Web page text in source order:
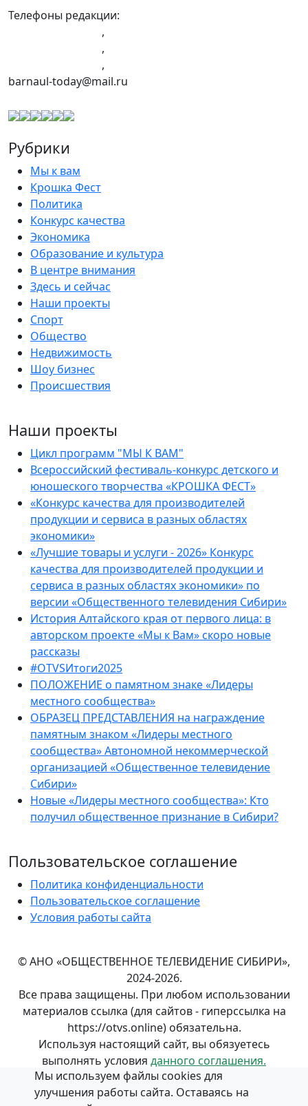
Телефоны редакции:
,
,
,
barnaul-today@mail.ru
Рубрики
Мы к вам
Крошка Фест
Политика
Конкурс качества
Экономика
Образование и культура
В центре внимания
Здесь и сейчас
Наши проекты
Спорт
Общество
Недвижимость
Шоу бизнес
Происшествия
Наши проекты
Цикл программ "МЫ К ВАМ"
Всероссийский фестиваль-конкурс детского и
юношеского творчества «КРОШКА ФЕСТ»
«Конкурс качества для производителей
продукции и сервиса в разных областях
экономики»
«Лучшие товары и услуги - 2026» Конкурс
качества для производителей продукции и
сервиса в разных областях экономики» по
версии «Общественного телевидения Сибири»
История Алтайского края от первого лица: в
авторском проекте «Мы к Вам» скоро новые
рассказы
#OTVSИтоги2025
ПОЛОЖЕНИЕ о памятном знаке «Лидеры
местного сообщества»
ОБРАЗЕЦ ПРЕДСТАВЛЕНИЯ на награждение
памятным знаком «Лидеры местного
сообщества» Автономной некоммерческой
организацией «Общественное телевидение
Сибири»
Новые «Лидеры местного сообщества»: Кто
получил общественное признание в Сибири?
Пользовательское соглашение
Политика конфиденциальности
Пользовательское соглашение
Условия работы сайта
© АНО «ОБЩЕСТВЕННОЕ ТЕЛЕВИДЕНИЕ СИБИРИ»,
2024-2026.
Все права защищены. При любом использовании
материалов ссылка (для сайтов - гиперссылка на
https://otvs.online) обязательна.
Используя настоящий сайт, вы обязуетесь
выполнять условия данного соглашения.
Положение об обработке изащите персональных
данныхв АНО «ОБЩЕСТВЕННОЕ ТЕЛЕВИДЕНИЕ
Мы используем файлы cookies для
улучшения работы сайта. Оставаясь на